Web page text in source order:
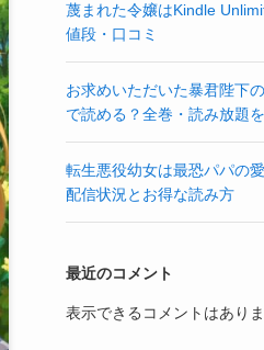
蔑まれた令嬢はKindle
値段・口コミ
お求めいただいた暴君陛下
で読める？全巻・読み放題
転生悪役幼女は最恐パパの
配信状況とお得な読み方
最近のコメント
表示できるコメントはありま